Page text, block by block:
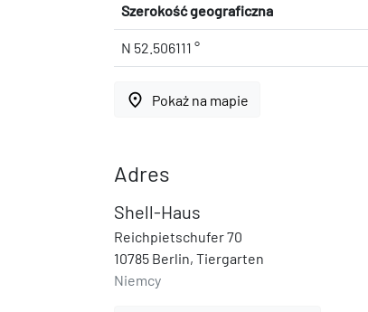
Szerokość geograficzna
N 52.506111 °
place Pokaż na mapie
Adres
Shell-Haus
Reichpietschufer 70
10785 Berlin, Tiergarten
Niemcy